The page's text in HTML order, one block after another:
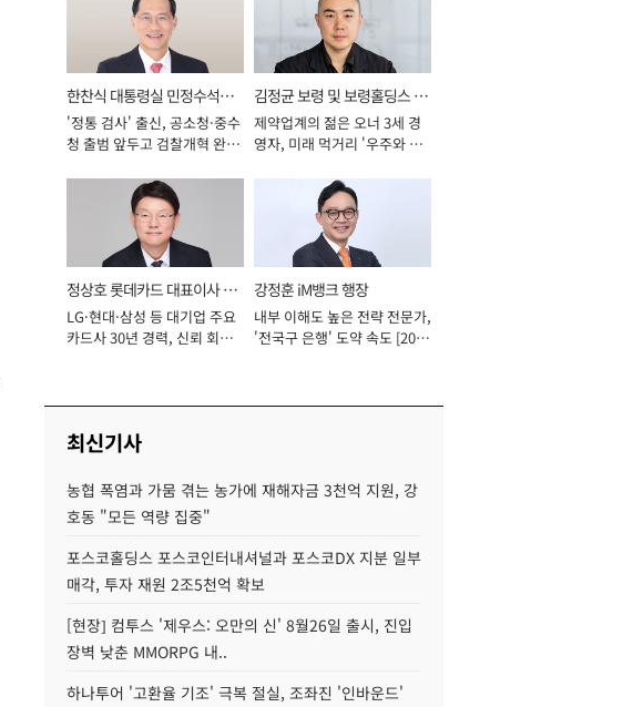
한찬식 대통령실 민정수석비
서관
'정통 검사' 출신, 공소청·중수
청 출범 앞두고 검찰개혁 완수
김정균 보령 및 보령홀딩스 대
표이사 사장
제약업계의 젊은 오너 3세 경
영자, 미래 먹거리 '우주와 헬
정상호 롯데카드 대표이사 사
장
LG·현대·삼성 등 대기업 주요
카드사 30년 경력, 신뢰 회복
강정훈 iM뱅크 행장
내부 이해도 높은 전략 전문가,
'전국구 은행' 도약 속도 [2026
최신기사
농협 폭염과 가뭄 겪는 농가에 재해자금 3천억 지원, 강
호동 "모든 역량 집중"
포스코홀딩스 포스코인터내셔널과 포스코DX 지분 일부
매각, 투자 재원 2조5천억 확보
[현장] 컴투스 '제우스: 오만의 신' 8월26일 출시, 진입
장벽 낮춘 MMORPG 내..
하나투어 '고환율 기조' 극복 절실, 조좌진 '인바운드'